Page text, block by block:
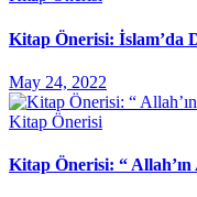
Kitap Önerisi: İslam’da
May 24, 2022
Kitap Önerisi
Kitap Önerisi: “ Allah’ın